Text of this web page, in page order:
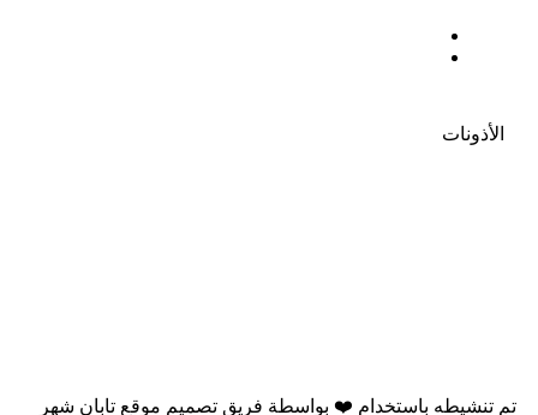
الأذونات
تم تنشيطه باستخدام ❤️ بواسطة فريق تصميم موقع تابان شهر